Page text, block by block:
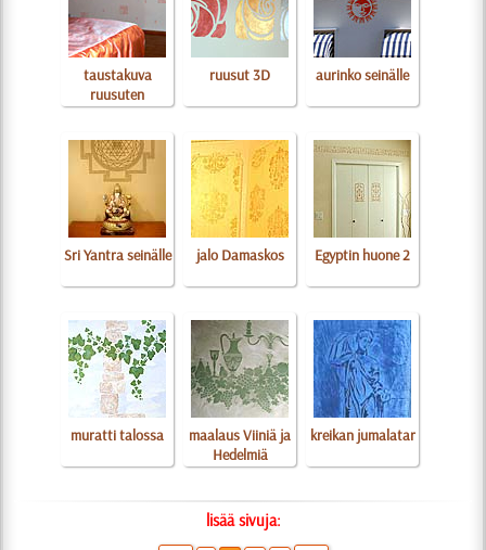
taustakuva
ruusuten
ruusut 3D aurinko seinälle
Sri Yantra seinälle jalo Damaskos Egyptin huone 2
muratti talossa
maalaus Viiniä ja
Hedelmiä
kreikan jumalatar
lisää sivuja: